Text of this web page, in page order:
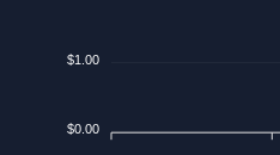
$1.00
$0.00